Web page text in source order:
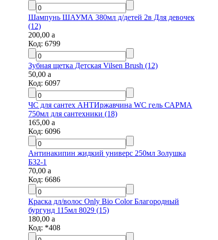
Шампунь ШАУМА 380мл д/детей 2в Для девочек
(12)
200,00a
Код:6799
Зубная щетка Детская Vilsen Brush (12)
50,00a
Код:6097
ЧС для сантех АНТИржавчина WC гель САРМА
750мл для сантехники (18)
165,00a
Код:6096
Антинакипин жидкий универс 250мл Золушка
Б32-1
70,00a
Код:6686
Краска дл/волос Only Bio Color Благородный
бургунд 115мл 8029 (15)
180,00a
Код:*408